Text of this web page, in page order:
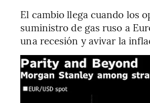
El cambio llega cuando los
suministro de gas ruso a
una recesión y avivar la